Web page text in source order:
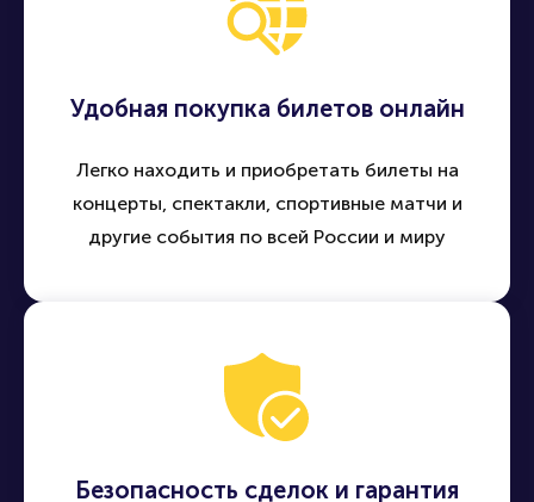
Удобная покупка билетов онлайн
Легко находить и приобретать билеты на
концерты, спектакли, спортивные матчи и
другие события по всей России и миру
Безопасность сделок и гарантия